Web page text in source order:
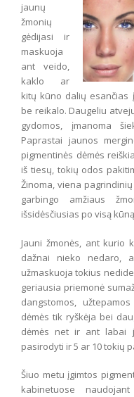
jaunų
žmonių
gėdijasi ir
maskuoja
ant veido,
kaklo ar
kitų kūno dalių esančias
be reikalo. Daugeliu
gydomos, įmanoma
Paprastai jaunos
pigmentinės dėmės
iš tiesų, tokių odos
Žinoma, viena
garbingo amžiaus
išsidėsčiusias po visą
Jauni žmonės, ant kurio
dažnai nieko nedaro,
užmaskuoja tokius
geriausia priemonė
dangstomos,
dėmės tik ryškėja bei
dėmės net ir ant labai
pasirodyti ir 5 ar 10 tokių
Šiuo metu įgimtos
kabinetuose